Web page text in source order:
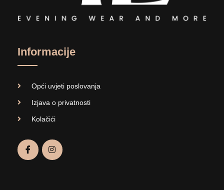
Informacije
Opći uvjeti poslovanja
Izjava o privatnosti
Kolačići